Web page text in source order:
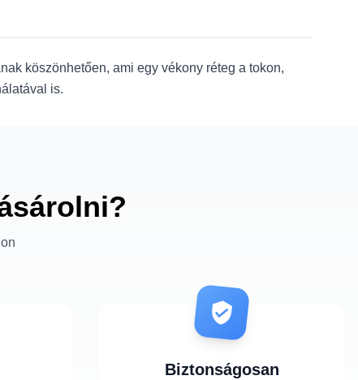
köszönhetően, ami egy vékony réteg a tokon,
is.
Biztonságosan